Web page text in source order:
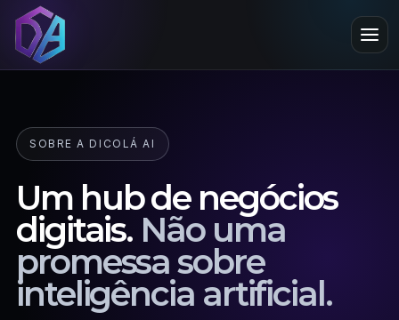
SOBRE A DICOLÁ AI
Um hub de negócios
digitais. Não uma
promessa sobre
inteligência artificial.